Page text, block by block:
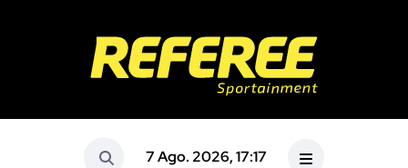
7 Ago. 2026, 17:17